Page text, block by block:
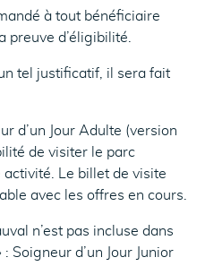
à tout bénéficiaire
preuve d’éligibilité.
tel justificatif, il sera fait
d’un Jour Adulte (version
de visiter le parc
activité. Le billet de visite
avec les offres en cours.
n’est pas incluse dans
Soigneur d’un Jour Junior